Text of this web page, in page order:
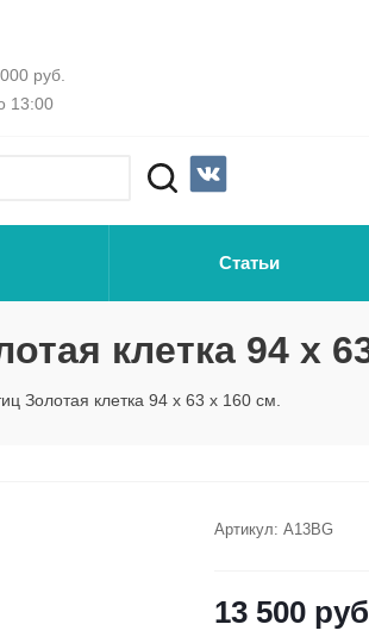
руб.
13:00
Статьи
клетка 94 х
Золотая клетка 94 х 63 х 160 см.
Артикул: А13BG
13 500